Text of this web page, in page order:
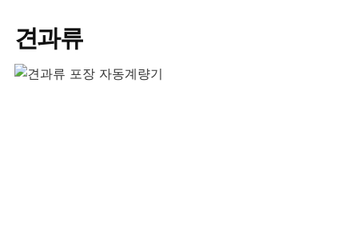
견과류